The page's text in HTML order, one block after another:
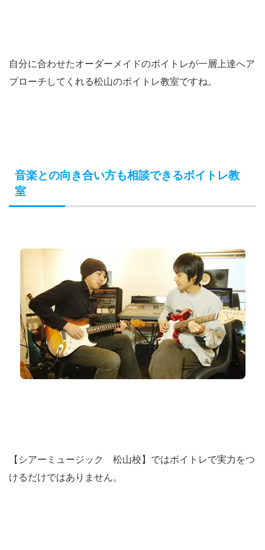
自分に合わせたオーダーメイドのボイトレが一層上達へア
プローチしてくれる松山のボイトレ教室ですね。
音楽との向き合い方も相談できるボイトレ教
室
【シアーミュージック 松山校】ではボイトレで実力をつ
けるだけではありません。